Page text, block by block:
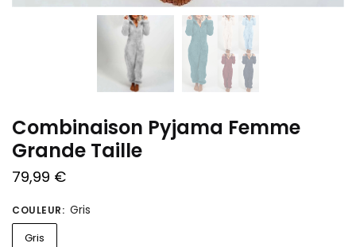
Combinaison Pyjama Femme
Grande Taille
79,99 €
COULEUR: Gris
Gris